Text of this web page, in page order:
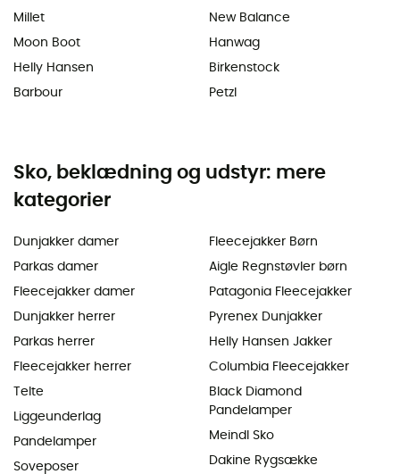
Millet
Moon Boot
Helly Hansen
Barbour
New Balance
Hanwag
Birkenstock
Petzl
Sko, beklædning og udstyr: mere
kategorier
Dunjakker damer
Parkas damer
Fleecejakker damer
Dunjakker herrer
Parkas herrer
Fleecejakker herrer
Telte
Liggeunderlag
Pandelamper
Soveposer
Fleecejakker Børn
Aigle Regnstøvler børn
Patagonia Fleecejakker
Pyrenex Dunjakker
Helly Hansen Jakker
Columbia Fleecejakker
Black Diamond
Pandelamper
Meindl Sko
Dakine Rygsække